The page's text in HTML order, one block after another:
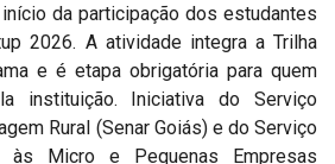
da participação dos estudantes
2026. A atividade integra a Trilha
e é etapa obrigatória para quem
instituição. Iniciativa do Serviço
Rural (Senar Goiás) e do Serviço
às Micro e Pequenas Empresas